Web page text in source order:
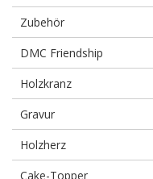
Zubehör
DMC Friendship
Holzkranz
Gravur
Holzherz
Cake-Topper